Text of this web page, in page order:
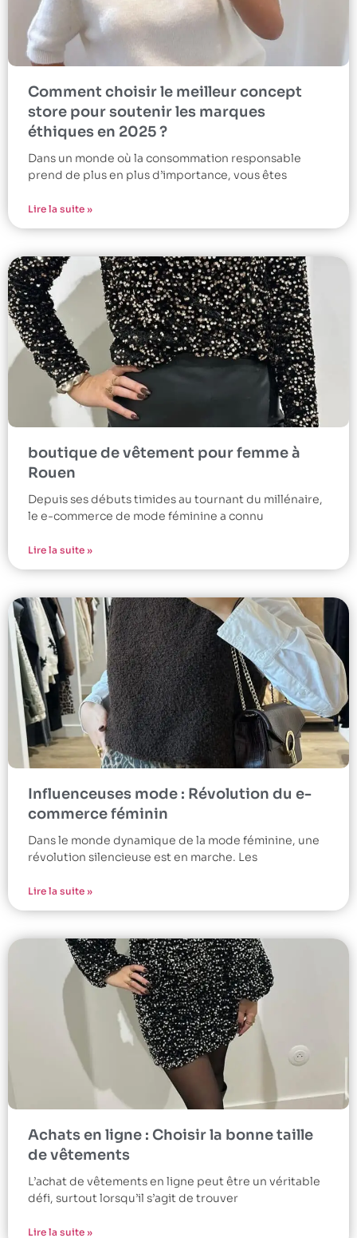
Comment choisir le meilleur concept
store pour soutenir les marques
éthiques en 2025 ?
Dans un monde où la consommation responsable
prend de plus en plus d’importance, vous êtes
Lire la suite »
boutique de vêtement pour femme à
Rouen
Depuis ses débuts timides au tournant du millénaire,
le e-commerce de mode féminine a connu
Lire la suite »
Influenceuses mode : Révolution du e-
commerce féminin
Dans le monde dynamique de la mode féminine, une
révolution silencieuse est en marche. Les
Lire la suite »
Achats en ligne : Choisir la bonne taille
de vêtements
L’achat de vêtements en ligne peut être un véritable
défi, surtout lorsqu’il s’agit de trouver
Lire la suite »